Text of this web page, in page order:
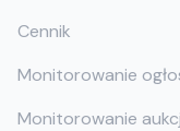
Cennik
Monitorowanie
Monitorowanie